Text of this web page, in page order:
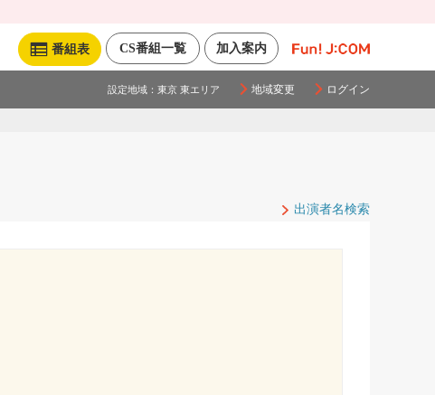
加入案内
CS番組一覧
番組表
設定地域： 東京 東エリア 地域変更 ログイン
出演者名検索